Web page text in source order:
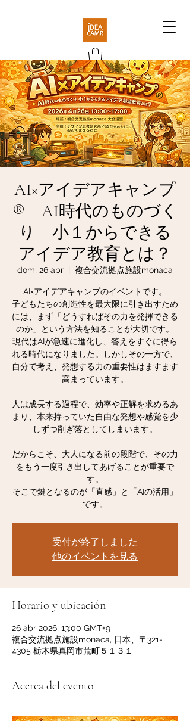
AI×アイデアキャンプ
®︎ AI時代のものづく
り 小１からできる
アイデア教育とは？
dom, 26 abr
  |
複合交流拠点施設monaca
AI×アイデアキャンプのイベントです。
子どもたちの創造性を最大限に引き出すため
には、まず「どうすればその力を発揮できる
のか」という方法を知ることが大切です。
現代はAIが急速に進化し、答えをすぐに得ら
れる時代になりました。しかしその一方で、
自分で考え、発想する力の重要性はますます
高まっています。
人は成長する過程で、効率や正解を求めるあ
まり、本来持っていた自由な発想や感覚を少
しずつ削ぎ落としてしまいます。
だからこそ、大人になる前の段階で、その力
をもう一度引き出してあげることが重要で
す。
そこで鍵となるのが「直感」と「AIの活用」
です。
受付が終了しました
他のイベントを見る
Horario y ubicación
26 abr 2026, 13:00 GMT+9
複合交流拠点施設monaca, 日本、〒321-
4305 栃木県真岡市荒町５１３１
Acerca del evento